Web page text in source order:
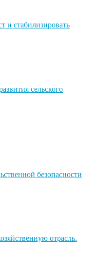
и стабилизировать
сельского
безопасности
отрасль.